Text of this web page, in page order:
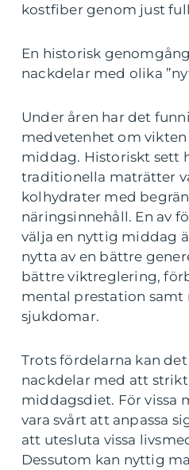
kostfiber genom just
En historisk
nackdelar med olika
Under åren har det
medvetenhet om
middag. Historiskt sett
traditionella maträtter
kolhydrater med
näringsinnehåll. En av
välja en nyttig middag
nytta av en bättre
bättre viktreglering,
mental prestation samt
sjukdomar.
Trots fördelarna kan det
nackdelar med att
middagsdiet. För vissa
vara svårt att anpassa
att utesluta vissa
Dessutom kan nyttig